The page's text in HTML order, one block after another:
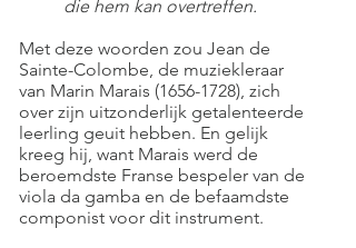
die hem kan overtreffen.
Met deze woorden zou Jean de
Sainte-Colombe, de muziekleraar
van Marin Marais (1656-1728), zich
over zijn uitzonderlijk getalenteerde
leerling geuit hebben. En gelijk
kreeg hij, want Marais werd de
beroemdste Franse bespeler van de
viola da gamba en de befaamdste
componist voor dit instrument.